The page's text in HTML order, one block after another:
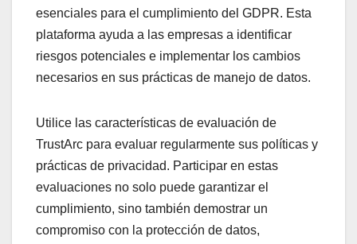
esenciales para el cumplimiento del GDPR. Esta
plataforma ayuda a las empresas a identificar
riesgos potenciales e implementar los cambios
necesarios en sus prácticas de manejo de datos.
Utilice las características de evaluación de
TrustArc para evaluar regularmente sus políticas y
prácticas de privacidad. Participar en estas
evaluaciones no solo puede garantizar el
cumplimiento, sino también demostrar un
compromiso con la protección de datos,